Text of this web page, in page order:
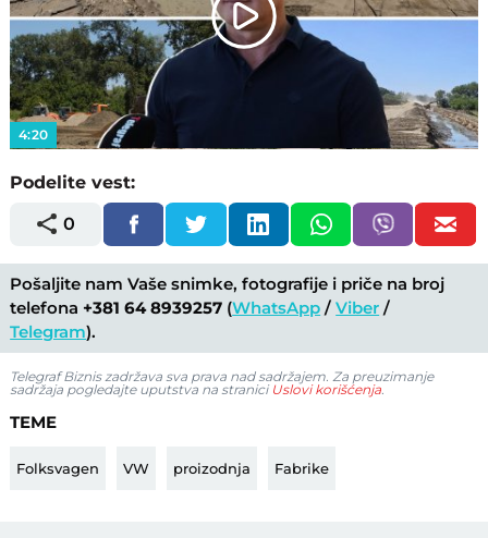
Play
4:20
Podelite vest:
0
Pošaljite nam Vaše snimke, fotografije i priče na broj
telefona +381 64 8939257 (WhatsApp /Viber /
Telegram).
Telegraf Biznis zadržava sva prava nad sadržajem. Za preuzimanje
sadržaja pogledajte uputstva na stranici Uslovi korišćenja
TEME
Folksvagen VW proizodnja Fabrike